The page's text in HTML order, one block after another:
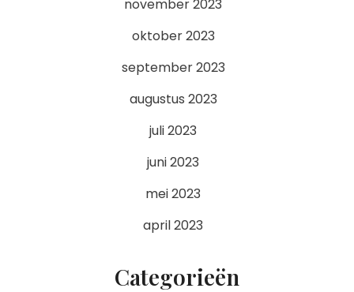
november 2023
oktober 2023
september 2023
augustus 2023
juli 2023
juni 2023
mei 2023
april 2023
Categorieën